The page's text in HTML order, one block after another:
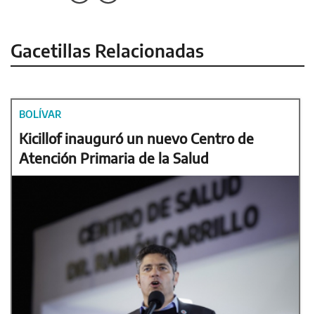
Gacetillas Relacionadas
BOLÍVAR
Kicillof inauguró un nuevo Centro de
Atención Primaria de la Salud